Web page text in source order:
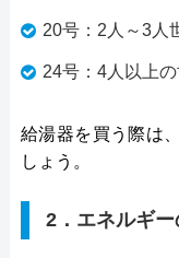
20号：2人～3人
24号：4人以上
給湯器を買う際は
しょう。
2．エネルギ